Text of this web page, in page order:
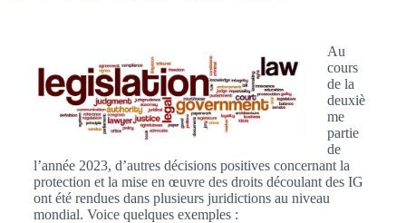
Au
cours
de la
deuxiè
me
partie
de
l’année 2023, d’autres décisions positives concernant la
protection et la mise en œuvre des droits découlant des IG
ont été rendues dans plusieurs juridictions au niveau
mondial. Voice quelques exemples :